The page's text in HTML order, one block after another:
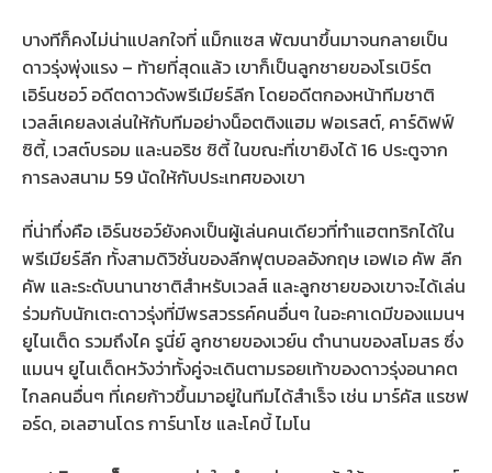
บางทีก็คงไม่น่าแปลกใจที่ แม็กแซส พัฒนาขึ้นมาจนกลายเป็น
ดาวรุ่งพุ่งแรง – ท้ายที่สุดแล้ว เขาก็เป็นลูกชายของโรเบิร์ต
เอิร์นชอว์ อดีตดาวดังพรีเมียร์ลีก โดยอดีตกองหน้าทีมชาติ
เวลส์เคยลงเล่นให้กับทีมอย่างน็อตติงแฮม ฟอเรสต์, คาร์ดิฟฟ์
ซิตี้, เวสต์บรอม และนอริช ซิตี้ ในขณะที่เขายิงได้ 16 ประตูจาก
การลงสนาม 59 นัดให้กับประเทศของเขา
ที่น่าทึ่งคือ เอิร์นชอว์ยังคงเป็นผู้เล่นคนเดียวที่ทำแฮตทริกได้ใน
พรีเมียร์ลีก ทั้งสามดิวิชั่นของลีกฟุตบอลอังกฤษ เอฟเอ คัพ ลีก
คัพ และระดับนานาชาติสำหรับเวลส์ และลูกชายของเขาจะได้เล่น
ร่วมกับนักเตะดาวรุ่งที่มีพรสวรรค์คนอื่นๆ ในอะคาเดมีของแมนฯ
ยูไนเต็ด รวมถึงไค รูนี่ย์ ลูกชายของเวย์น ตำนานของสโมสร ซึ่ง
แมนฯ ยูไนเต็ดหวังว่าทั้งคู่จะเดินตามรอยเท้าของดาวรุ่งอนาคต
ไกลคนอื่นๆ ที่เคยก้าวขึ้นมาอยู่ในทีมได้สำเร็จ เช่น มาร์คัส แรชฟ
อร์ด, อเลฮานโดร การ์นาโช และโคบี้ ไมโน